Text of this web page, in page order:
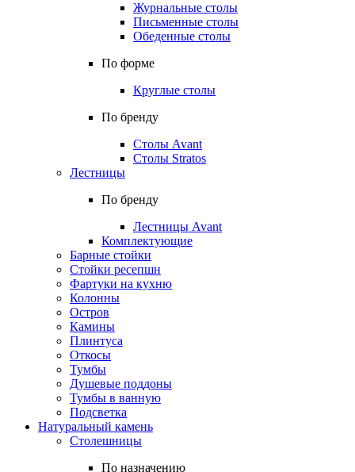
Журнальные столы
Письменные столы
Обеденные столы
По форме
Круглые столы
По бренду
Столы Avant
Столы Stratos
Лестницы
По бренду
Лестницы Avant
Комплектующие
Барные стойки
Стойки ресепшн
Фартуки на кухню
Колонны
Остров
Камины
Плинтуса
Откосы
Тумбы
Душевые поддоны
Тумбы в ванную
Подсветка
Натуральный камень
Столешницы
По назначению